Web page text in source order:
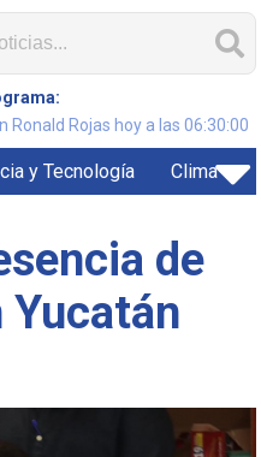
Ronald Rojas hoy a las 06:30:00
y Tecnología Clima
de
Yucatán